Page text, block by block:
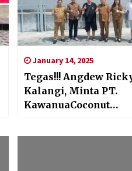
January 14, 2025
Tegas!!! Angdew
Kalangi, Minta PT.
KawanuaCoconut
Para Karyawan